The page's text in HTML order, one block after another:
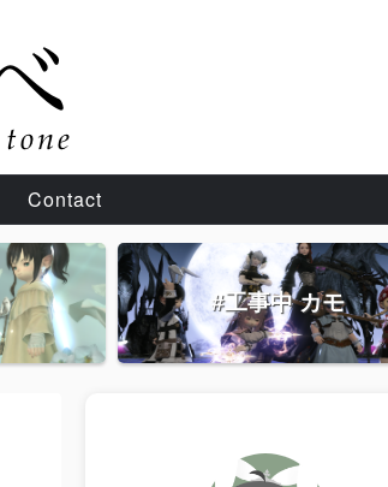
Contact
#工事中 カモ